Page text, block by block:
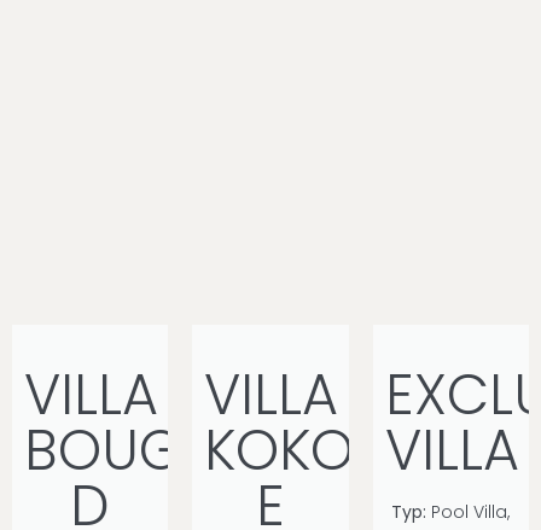
VILLA
BOUGAN
D
VILLA
KOKOSNUSS
E
VILLA
Typ: Pool Villa,